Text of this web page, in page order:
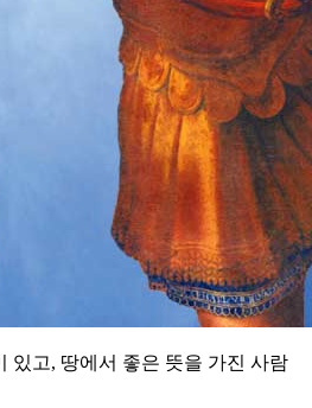
있고, 땅에서 좋은 뜻을 가진 사람